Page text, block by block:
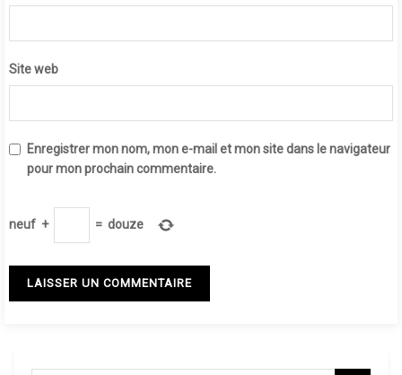
Site web
Enregistrer mon nom, mon e-mail et mon site dans le navigateur
pour mon prochain commentaire.
neuf + = douze